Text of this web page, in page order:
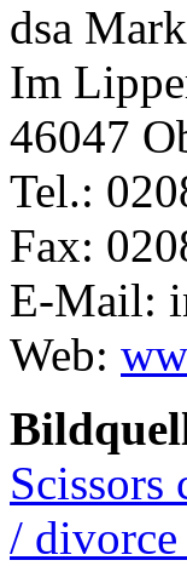
dsa
Im
46047
Tel.:
Fax:
E-Mail:
Web:
/